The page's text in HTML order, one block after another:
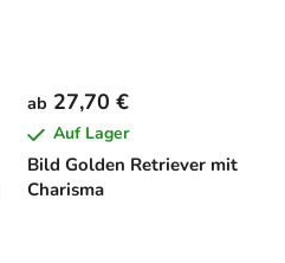
Bild Golden Retriever mit
Charisma
ab 27,70 €
Auf Lager